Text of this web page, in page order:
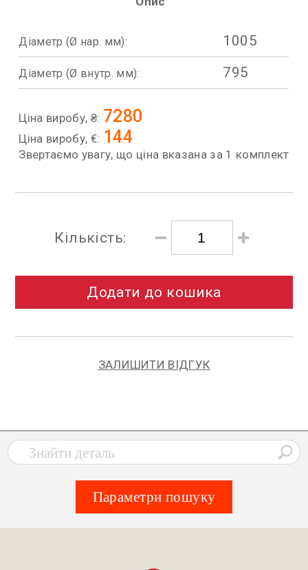
Діаметр (Ø нар. мм): 1005
Діаметр (Ø внутр. мм): 795
Ціна виробу, ₴: 7280
Ціна виробу, €: 144
Звертаємо увагу, що ціна вказана за 1 комплект
Кількість:
Додати до кошика
ЗАЛИШИТИ ВІДГУК
Параметри пошуку